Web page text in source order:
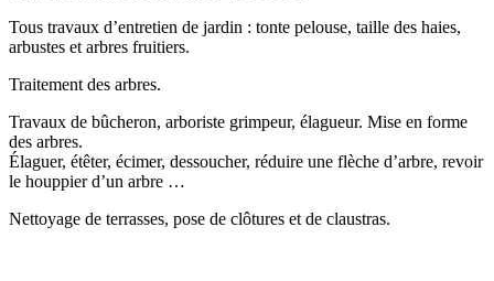
Tous travaux d’entretien de jardin : tonte pelouse, taille des haies,
arbustes et arbres fruitiers.
Traitement des arbres.
Travaux de bûcheron, arboriste grimpeur, élagueur. Mise en forme
des arbres.
Élaguer, étêter, écimer, dessoucher, réduire une flèche d’arbre, revoir
le houppier d’un arbre …
Nettoyage de terrasses, pose de clôtures et de claustras.